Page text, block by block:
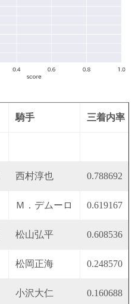
騎手 三着内率
西村淳也 0.788692
Ｍ．デムーロ 0.619167
松山弘平 0.608536
松岡正海 0.248570
小沢大仁 0.160688